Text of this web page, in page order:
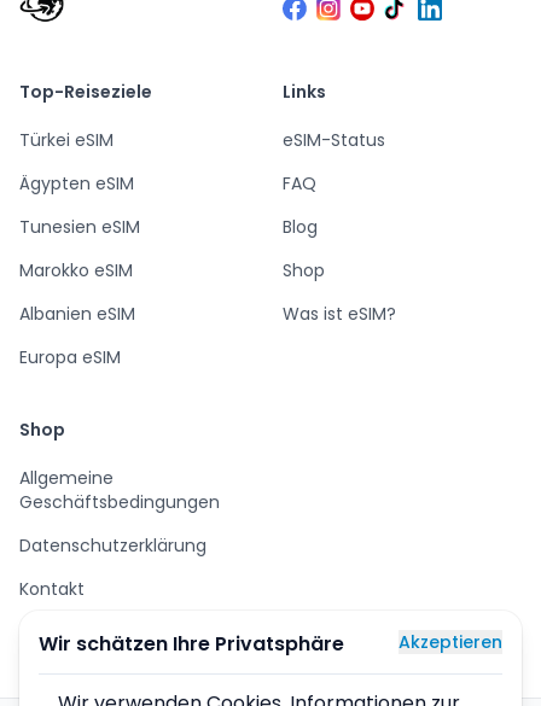
Top-Reiseziele
Türkei eSIM
Ägypten eSIM
Tunesien eSIM
Marokko eSIM
Albanien eSIM
Europa eSIM
Links
eSIM-Status
FAQ
Blog
Shop
Was ist eSIM?
Shop
Allgemeine
Geschäftsbedingungen
Datenschutzerklärung
Kontakt
Wir schätzen Ihre Privatsphäre Akzeptieren